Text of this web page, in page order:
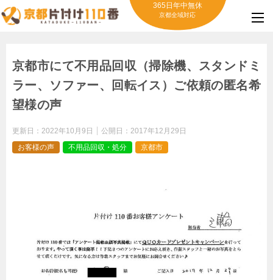
365日年中無休
京都全域対応
京都市にて不用品回収（掃除機、スタンドミ
ラー、ソファー、回転イス）ご依頼の匿名希
望様の声
更新日： 2022年10月9日 公開日： 2017年12月29日
お客様の声
不用品回収・処分 京都市